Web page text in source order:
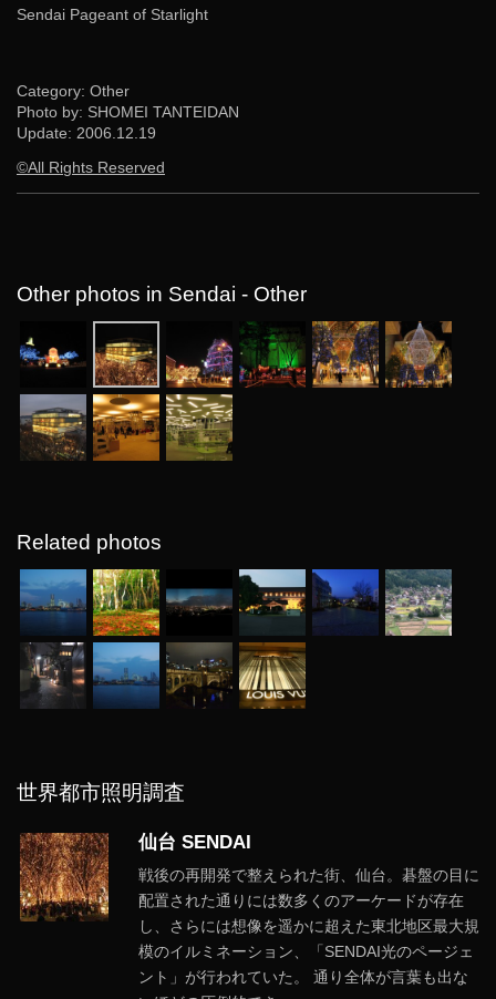
Sendai Pageant of Starlight
Category: Other
Photo by: SHOMEI TANTEIDAN
Update: 2006.12.19
©All Rights Reserved
Other photos in Sendai - Other
Related photos
世界都市照明調査
仙台 SENDAI
戦後の再開発で整えられた街、仙台。碁盤の目に
配置された通りには数多くのアーケードが存在
し、さらには想像を遥かに超えた東北地区最大規
模のイルミネーション、「SENDAI光のページェ
ント」が行われていた。 通り全体が言葉も出な